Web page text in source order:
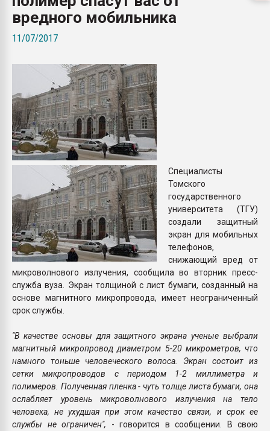
вредного мобильника
11/07/2017
Специалисты
Томского
государственного
университета (ТГУ)
создали защитный
экран для мобильных
телефонов,
снижающий вред от
микроволнового излучения, сообщила во вторник пресс-
служба вуза. Экран толщиной с лист бумаги, созданный на
основе магнитного микропровода, имеет неограниченный
срок службы.
"В качестве основы для защитного экрана ученые выбрали
магнитный микропровод диаметром 5-20 микрометров, что
намного тоньше человеческого волоса. Экран состоит из
сетки микропроводов с периодом 1-2 миллиметра и
полимеров. Полученная пленка - чуть толще листа бумаги, она
ослабляет уровень микроволнового излучения на тело
человека, не ухудшая при этом качество связи, и срок ее
службы не ограничен", - говорится в сообщении. В свою